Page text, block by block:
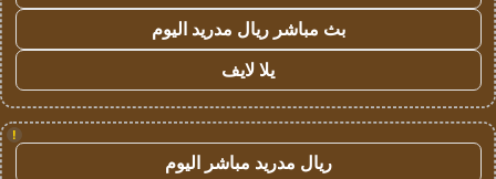
بث مباشر ريال مدريد اليوم
يلا لايف
!
ريال مدريد مباشر اليوم